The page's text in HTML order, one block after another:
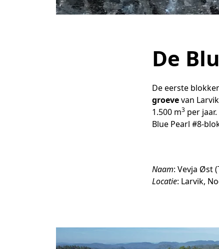
De
De eerste
groevevan
1.500 m3 per
Blue Pearl #8-
Naam: Vevja Øst
Locatie: Larvik,